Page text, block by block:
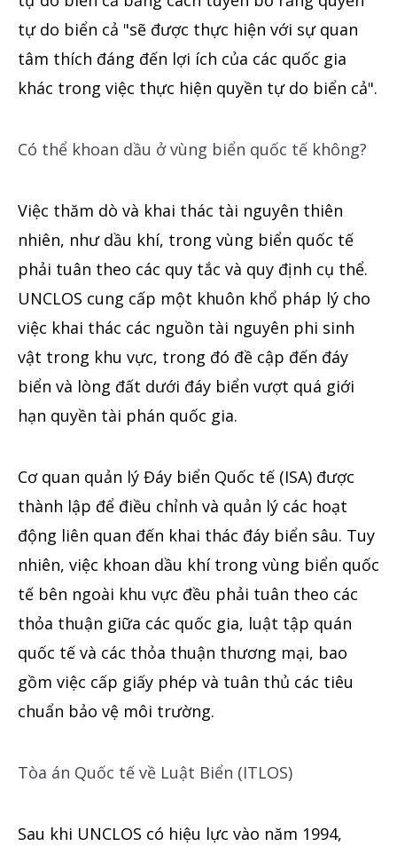
tự do biển cả "sẽ được thực hiện với sự quan
tâm thích đáng đến lợi ích của các quốc gia
khác trong việc thực hiện quyền tự do biển cả".
Có thể khoan dầu ở vùng biển quốc tế không?
Việc thăm dò và khai thác tài nguyên thiên
nhiên, như dầu khí, trong vùng biển quốc tế
phải tuân theo các quy tắc và quy định cụ thể.
UNCLOS cung cấp một khuôn khổ pháp lý cho
việc khai thác các nguồn tài nguyên phi sinh
vật trong khu vực, trong đó đề cập đến đáy
biển và lòng đất dưới đáy biển vượt quá giới
hạn quyền tài phán quốc gia.
Cơ quan quản lý Đáy biển Quốc tế (ISA) được
thành lập để điều chỉnh và quản lý các hoạt
động liên quan đến khai thác đáy biển sâu. Tuy
nhiên, việc khoan dầu khí trong vùng biển quốc
tế bên ngoài khu vực đều phải tuân theo các
thỏa thuận giữa các quốc gia, luật tập quán
quốc tế và các thỏa thuận thương mại, bao
gồm việc cấp giấy phép và tuân thủ các tiêu
chuẩn bảo vệ môi trường.
Tòa án Quốc tế về Luật Biển (ITLOS)
Sau khi UNCLOS có hiệu lực vào năm 1994,